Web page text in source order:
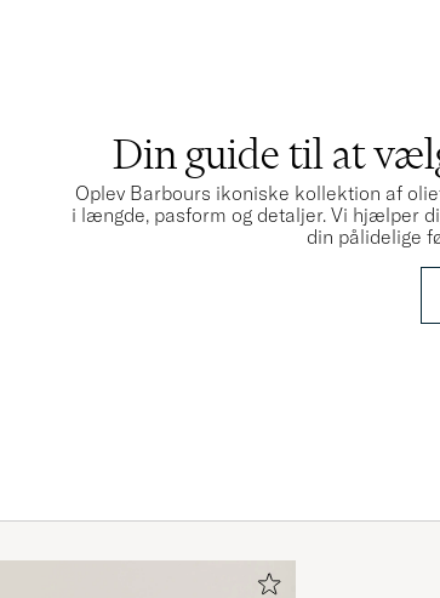
Passar perfekt i barbour beaufort strl. 38.
JENNY K KØBTE PÅ CAREOFCARL.SE
Snabb och bra leverans
Din guide til at
Oplev Barbours ikoniske kollektion af
i længde, pasform og detaljer. Vi hjælper
din pålidelige